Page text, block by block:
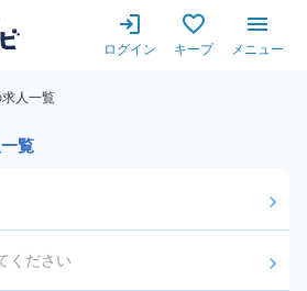
ログイン キープ メニュー
人一覧
覧
arrow_forward_ios
ください arrow_forward_ios